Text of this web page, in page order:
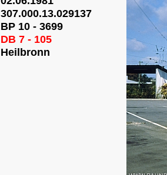
307.000.13.029137
BP 10 - 3699
DB 7 - 105
Heilbronn